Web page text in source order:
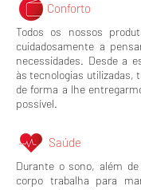
Conforto
Todos os nossos
cuidadosamente a
necessidades. Desde a
às tecnologias utilizadas,
de forma a lhe
possível.
Saúde
Durante o sono, além
corpo trabalha para